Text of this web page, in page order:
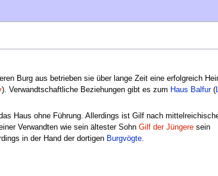
Burg aus betrieben sie über lange Zeit eine erfolgreich
). Verwandtschaftliche Beziehungen gibt es zum Haus Balfur(
Haus ohne Führung. Allerdings ist Gilf nach
Verwandten wie sein ältester Sohn Gilf der Jüngeresein
in der Hand der dortigen Burgvögte.